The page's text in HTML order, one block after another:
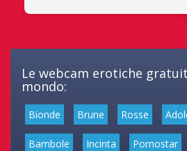
Le webcam erotiche
mondo:
Bionde Brune Rosse
Bambole Incinta Pornostar